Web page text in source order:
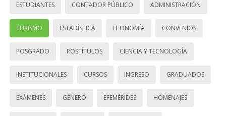
ESTUDIANTES CONTADOR PÚBLICO ADMINISTRACIÓN
TURISMO ESTADÍSTICA ECONOMÍA CONVENIOS
POSGRADO POSTÍTULOS CIENCIA Y TECNOLOGÍA
INSTITUCIONALES CURSOS INGRESO GRADUADOS
EXÁMENES GÉNERO EFEMÉRIDES HOMENAJES